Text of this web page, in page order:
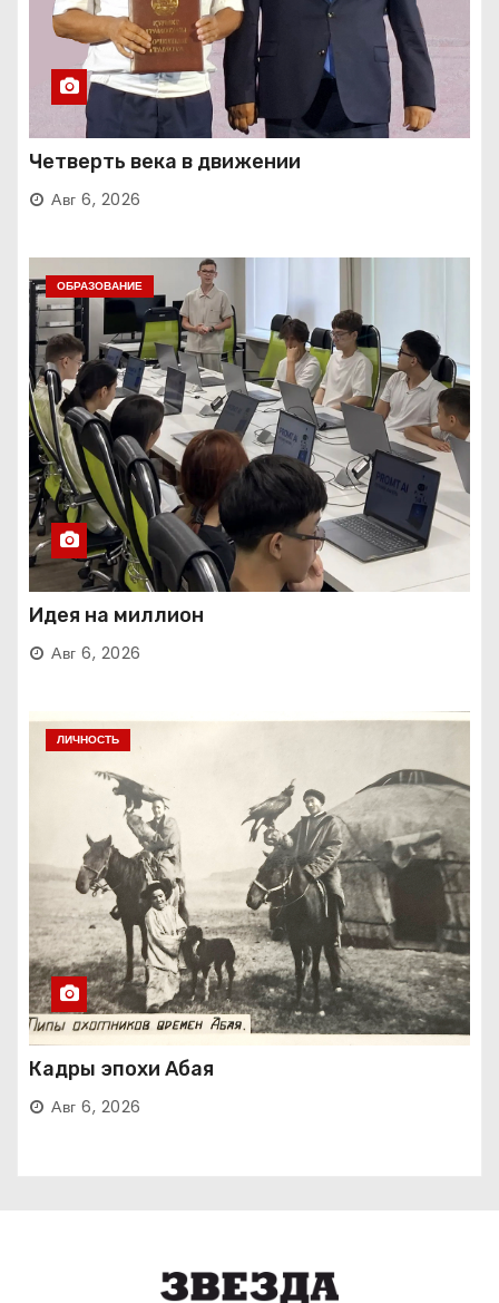
Четверть века в движении
Авг 6, 2026
ОБРАЗОВАНИЕ
Идея на миллион
Авг 6, 2026
ЛИЧНОСТЬ
Кадры эпохи Абая
Авг 6, 2026